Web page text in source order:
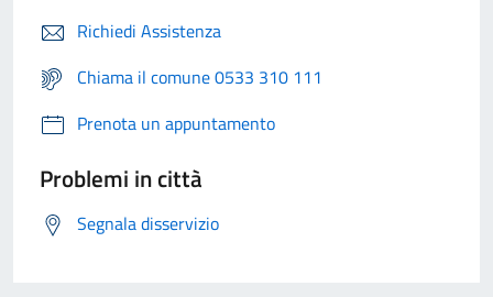
Richiedi Assistenza
Chiama il comune 0533 310 111
Prenota un appuntamento
Problemi in città
Segnala disservizio